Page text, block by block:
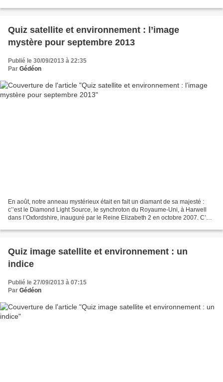
Quiz satellite et environnement : l’image
mystère pour septembre 2013
Publié le 30/09/2013 à 22:35
Par Gédéon
En août, notre anneau mystérieux était en fait un diamant de sa majesté :
c’’est le Diamond Light Source, le synchroton du Royaume-Uni, à Harwell
dans l’Oxfordshire, inauguré par le Reine Elizabeth 2 en octobre 2007. C’est
Quiz image satellite et environnement : un
indice
Publié le 27/09/2013 à 07:15
Par Gédéon